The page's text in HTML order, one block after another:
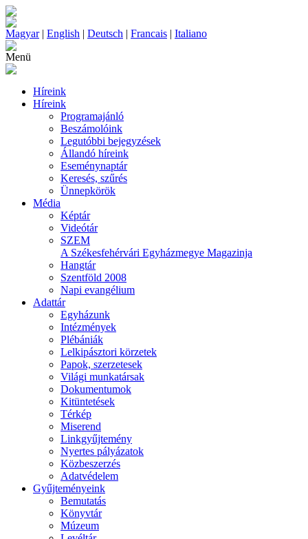
Magyar| English | Deutsch | Francais | Italiano
Menü
Híreink
Híreink
Programajánló
Beszámolóink
Legutóbbi bejegyzések
Állandó híreink
Eseménynaptár
Keresés, szűrés
Ünnepkörök
Média
Képtár
Videótár
SZEM
A Székesfehérvári Egyházmegye Magazinja
Hangtár
Szentföld 2008
Napi evangélium
Adattár
Egyházunk
Intézmények
Plébániák
Lelkipásztori körzetek
Papok, szerzetesek
Világi munkatársak
Dokumentumok
Kitüntetések
Térkép
Miserend
Linkgyűjtemény
Nyertes pályázatok
Közbeszerzés
Adatvédelem
Gyűjteményeink
Bemutatás
Könyvtár
Múzeum